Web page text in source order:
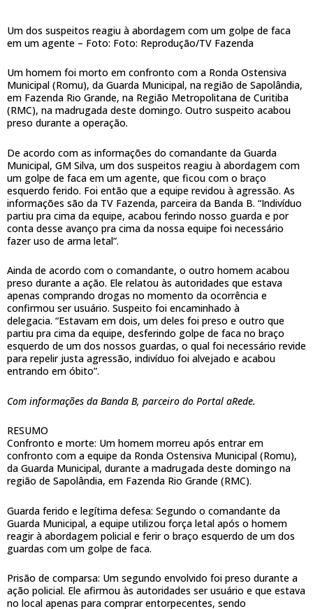
Um dos suspeitos reagiu à abordagem com um golpe de faca
em um agente – Foto: Foto: Reprodução/TV Fazenda
Um homem foi morto em confronto com a Ronda Ostensiva
Municipal (Romu), da Guarda Municipal, na região de Sapolândia,
em Fazenda Rio Grande, na Região Metropolitana de Curitiba
(RMC), na madrugada deste domingo. Outro suspeito acabou
preso durante a operação.
De acordo com as informações do comandante da Guarda
Municipal, GM Silva, um dos suspeitos reagiu à abordagem com
um golpe de faca em um agente, que ficou com o braço
esquerdo ferido. Foi então que a equipe revidou à agressão. As
informações são da TV Fazenda, parceira da Banda B. “Indivíduo
partiu pra cima da equipe, acabou ferindo nosso guarda e por
conta desse avanço pra cima da nossa equipe foi necessário
fazer uso de arma letal”.
Ainda de acordo com o comandante, o outro homem acabou
preso durante a ação. Ele relatou às autoridades que estava
apenas comprando drogas no momento da ocorrência e
confirmou ser usuário. Suspeito foi encaminhado à
delegacia. “Estavam em dois, um deles foi preso e outro que
partiu pra cima da equipe, desferindo golpe de faca no braço
esquerdo de um dos nossos guardas, o qual foi necessário revide
para repelir justa agressão, indivíduo foi alvejado e acabou
entrando em óbito”.
Com informações da Banda B, parceiro do Portal aRede.
RESUMO
Confronto e morte: Um homem morreu após entrar em
confronto com a equipe da Ronda Ostensiva Municipal (Romu),
da Guarda Municipal, durante a madrugada deste domingo na
região de Sapolândia, em Fazenda Rio Grande (RMC).
Guarda ferido e legítima defesa: Segundo o comandante da
Guarda Municipal, a equipe utilizou força letal após o homem
reagir à abordagem policial e ferir o braço esquerdo de um dos
guardas com um golpe de faca.
Prisão de comparsa: Um segundo envolvido foi preso durante a
ação policial. Ele afirmou às autoridades ser usuário e que estava
no local apenas para comprar entorpecentes, sendo